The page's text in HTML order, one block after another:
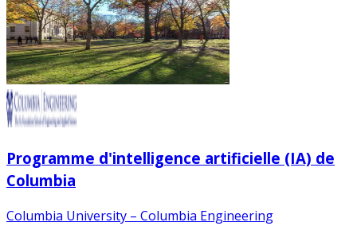
Programme d'intelligence artificielle (IA) de
Columbia
Columbia University – Columbia Engineering